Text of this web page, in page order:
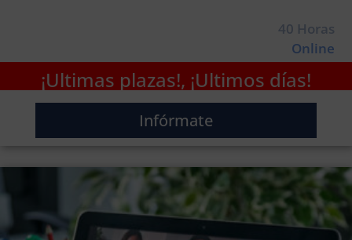
40 Horas
Online
¡Ultimas plazas!, ¡Ultimos días!
Infórmate